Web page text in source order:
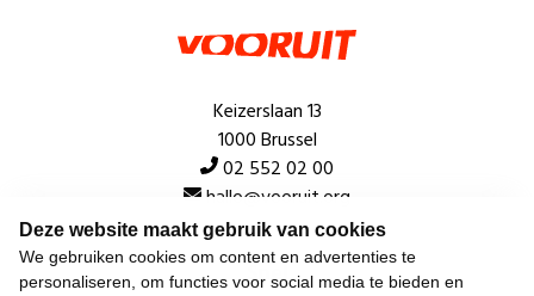
Deze website maakt gebruik van cookies
We gebruiken cookies om content en advertenties te
personaliseren, om functies voor social media te bieden en
Keizerslaan 13
1000 Brussel
02 552 02 00
hallo@vooruit.org
Snel